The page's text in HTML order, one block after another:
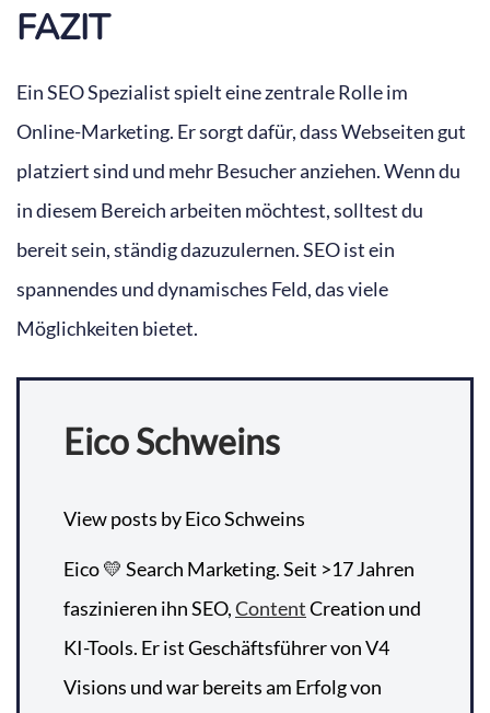
FAZIT
Ein SEO Spezialist spielt eine zentrale Rolle im
Online-Marketing. Er sorgt dafür, dass Webseiten gut
platziert sind und mehr Besucher anziehen. Wenn du
in diesem Bereich arbeiten möchtest, solltest du
bereit sein, ständig dazuzulernen. SEO ist ein
spannendes und dynamisches Feld, das viele
Möglichkeiten bietet.
Eico Schweins
View posts by Eico Schweins
Eico 💛 Search Marketing. Seit >17 Jahren
faszinieren ihn SEO,ContentCreation und
KI-Tools. Er ist Geschäftsführer von V4
Visions und war bereits am Erfolg von